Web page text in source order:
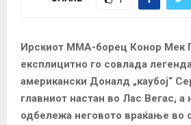
Ирскиот ММА-борец Конор Мек
експлицитно го совлада
американски Доналд „каубој“
главниот настан во Лас Вегас, а
одбележа неговото враќање во